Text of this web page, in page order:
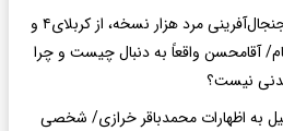
محسن رضایی؛ چند دهه جنجال‌آفرینی مرد هزار نسخه، از کربلای۴ و
و شعام/ آقا‌محسن واقعاً به دنبال چیست و چرا
نیست؟
به اظهارات محمدباقر خرازی/ شخصی